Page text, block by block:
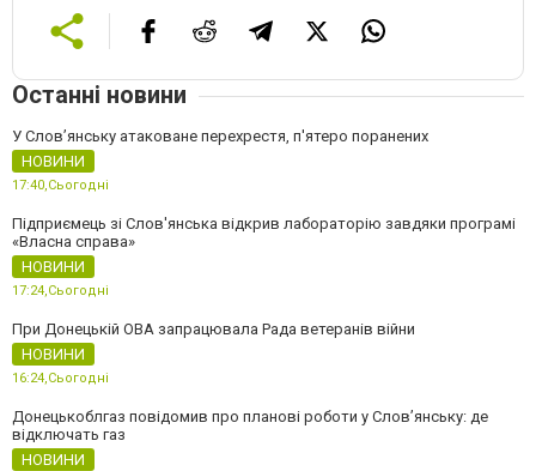
Останні новини
У Слов’янську атаковане перехрестя, п'ятеро поранених
НОВИНИ
17:40,Сьогодні
Підприємець зі Слов'янська відкрив лабораторію завдяки програмі
«Власна справа»
НОВИНИ
17:24,Сьогодні
При Донецькій ОВА запрацювала Рада ветеранів війни
НОВИНИ
16:24,Сьогодні
Донецькоблгаз повідомив про планові роботи у Слов’янську: де
відключать газ
НОВИНИ